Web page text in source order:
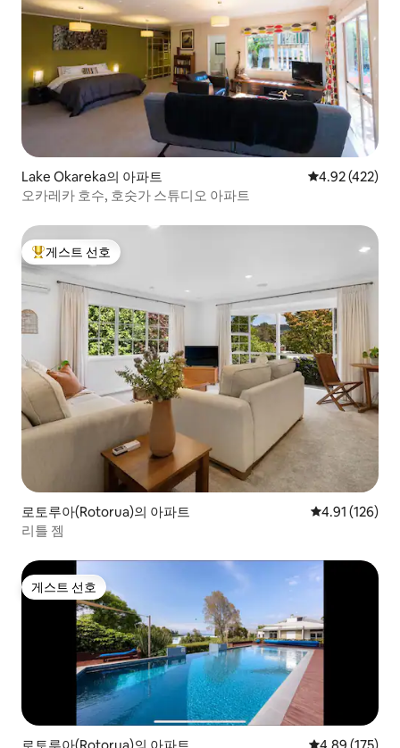
Lake Okareka의 아파트 평점 4.92점(5
4.92 (422)
오카레카 호수, 호숫가 스튜디오 아파트
상위 게스트 선호
게스트 선호
로토루아(Rotorua)의 아파트 평점 4.91점(5
4.91 (126)
리틀 젬
게스트 선호
게스트 선호